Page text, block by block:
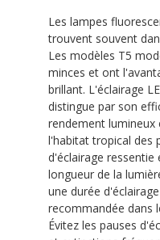
Les lampes
trouvent souvent
Les modèles T5
minces et ont
brillant. L'éclairage
distingue par son
rendement lumineux
l'habitat tropical des
d'éclairage ressentie
longueur de la
une durée
recommandée dans
Évitez les pauses